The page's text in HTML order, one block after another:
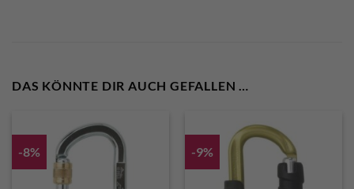
DAS KÖNNTE DIR AUCH GEFALLEN …
-8% -9%